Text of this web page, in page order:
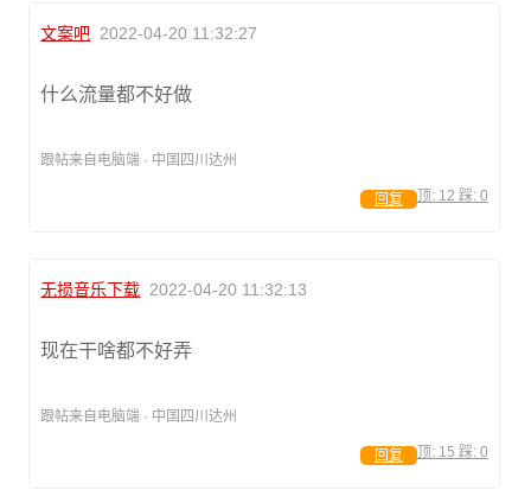
文案吧 2022-04-20 11:32:27
什么流量都不好做
跟帖来自电脑端 · 中国四川达州
顶: 12 踩: 0
回复
无损音乐下载 2022-04-20 11:32:13
现在干啥都不好弄
跟帖来自电脑端 · 中国四川达州
顶: 15 踩: 0
回复